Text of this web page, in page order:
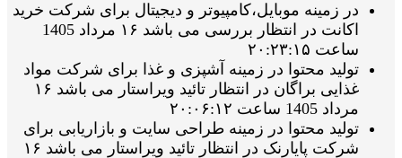
در زمینه موبایل،کامپیوتر و دیجیتال برای شرکت خرید
اکانت در انتظار بررسی می باشد ۱۶ مرداد 1405
ساعت ۲۰:۲۳:۱۵
تولید محتوا در زمینه آشپزی و غذا برای شرکت مواد
غذایی براگان در انتظار تائید ویراستار می باشد ۱۶
مرداد 1405 ساعت ۲۰:۰۶:۱۲
تولید محتوا در زمینه طراحی سایت و بازاریابی برای
شرکت پایارنک در انتظار تائید ویراستار می باشد ۱۶